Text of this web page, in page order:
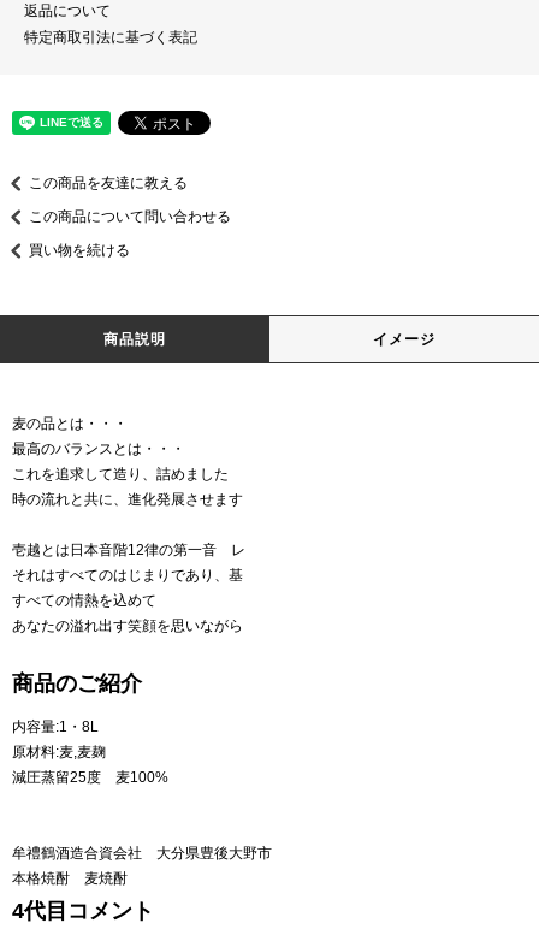
返品について
特定商取引法に基づく表記
この商品を友達に教える
この商品について問い合わせる
買い物を続ける
商品説明 イメージ
麦の品とは・・・
最高のバランスとは・・・
これを追求して造り、詰めました
時の流れと共に、進化発展させます
壱越とは日本音階12律の第一音 レ
それはすべてのはじまりであり、基
すべての情熱を込めて
あなたの溢れ出す笑顔を思いながら
商品のご紹介
内容量:1・8L
原材料:麦,麦麹
減圧蒸留25度 麦100%
牟禮鶴酒造合資会社 大分県豊後大野市
本格焼酎 麦焼酎
4代目コメント